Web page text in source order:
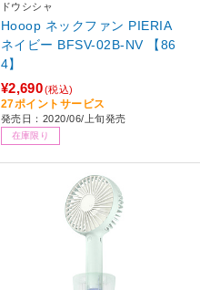
ドウシシャ
Hooop ネックファン PIERIA
ネイビー BFSV-02B-NV 【86
4】
¥2,690(税込)
27ポイントサービス
発売日：2020/06/上旬発売
在庫限り